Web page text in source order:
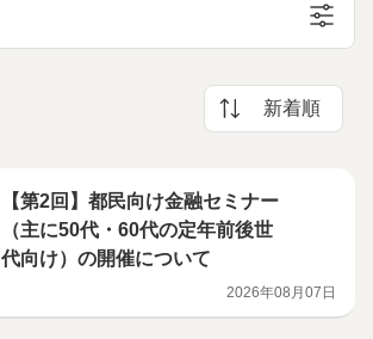
新着順
【第2回】都民向け金融セミナー
（主に50代・60代の定年前後世
代向け）の開催について
2026年08月07日